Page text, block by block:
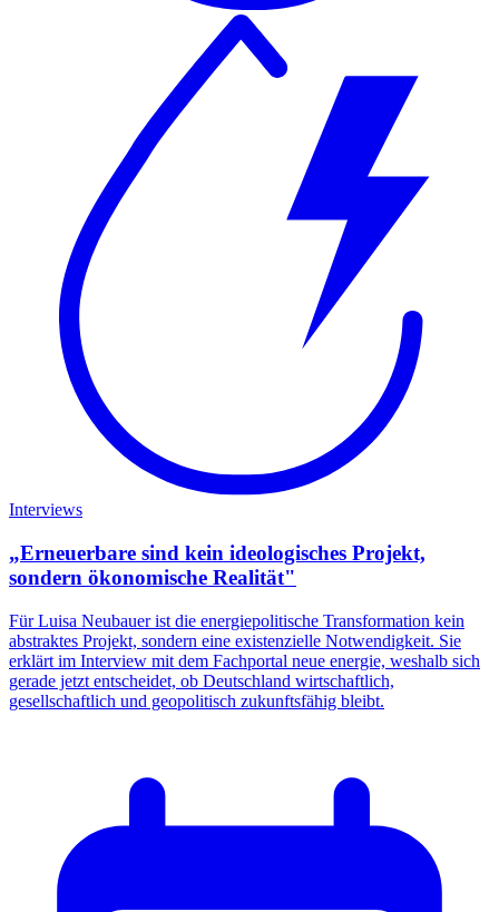
Interviews
„Erneuerbare sind kein ideologisches Projekt,
sondern ökonomische Realität"
Für Luisa Neubauer ist die energiepolitische Transformation kein
abstraktes Projekt, sondern eine existenzielle Notwendigkeit. Sie
erklärt im Interview mit dem Fachportal neue energie, weshalb sich
gerade jetzt entscheidet, ob Deutschland wirtschaftlich,
gesellschaftlich und geopolitisch zukunftsfähig bleibt.